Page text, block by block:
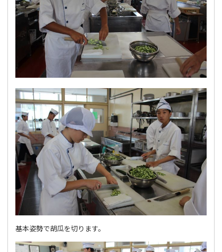
基本姿勢で胡瓜を切ります。